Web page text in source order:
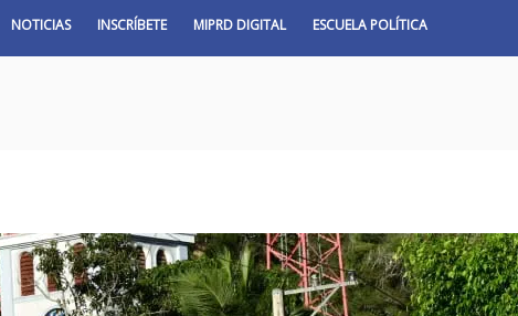
NOTICIAS INSCRÍBETE MIPRD DIGITAL ESCUELA POLÍTICA